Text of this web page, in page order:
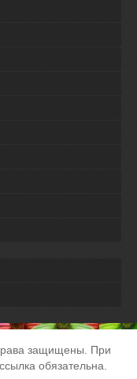
защищены. При
обязательна.